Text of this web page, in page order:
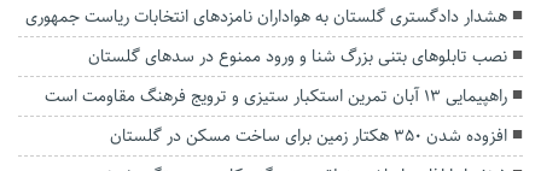
هشدار دادگستری گلستان‌ به هواداران نامزدهای انتخابات ریاست جمهوری
نصب تابلو‌های بتنی بزرگ شنا و ورود ممنوع در سد‌های گلستان
راهپیمایی ۱۳ آبان تمرین استکبار ستیزی و ترویج فرهنگ مقاومت است
افزوده شدن ۳۵۰ هکتار زمین برای ساخت مسکن در گلستان